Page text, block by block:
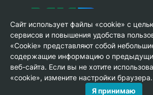
© Copyright 2013-2026 KERAMA
Керамика»
Сайт использует файлы «cookie» с
сервисов и повышения удобства
«Cookie» представляют собой
содержащие информацию о
веб-сайта. Если вы не хотите
«cookie», измените настройки браузера.
Я принимаю